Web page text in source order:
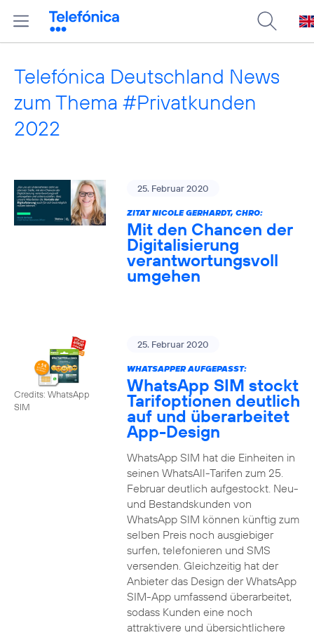
Telefónica Deutschland News
zum Thema #Privatkunden
2022
25. Februar 2020
ZITAT NICOLE GERHARDT, CHRO:
Mit den Chancen der
Digitalisierung
verantwortungsvoll
umgehen
Credits: WhatsApp
SIM
25. Februar 2020
WHATSAPPER AUFGEPASST:
WhatsApp SIM stockt
Tarifoptionen deutlich
auf und überarbeitet
App-Design
WhatsApp SIM hat die Einheiten in
seinen WhatsAll-Tarifen zum 25.
Februar deutlich aufgestockt. Neu-
und Bestandskunden von
WhatsApp SIM können künftig zum
selben Preis noch ausgiebiger
surfen, telefonieren und SMS
versenden. Gleichzeitig hat der
Anbieter das Design der WhatsApp
SIM-App umfassend überarbeitet,
sodass Kunden eine noch
attraktivere und übersichtlichere